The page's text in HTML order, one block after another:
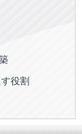
役割